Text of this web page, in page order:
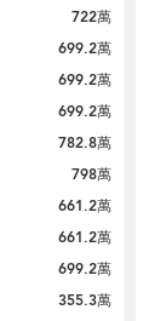
722萬
699.2萬
699.2萬
699.2萬
782.8萬
798萬
661.2萬
661.2萬
699.2萬
355.3萬